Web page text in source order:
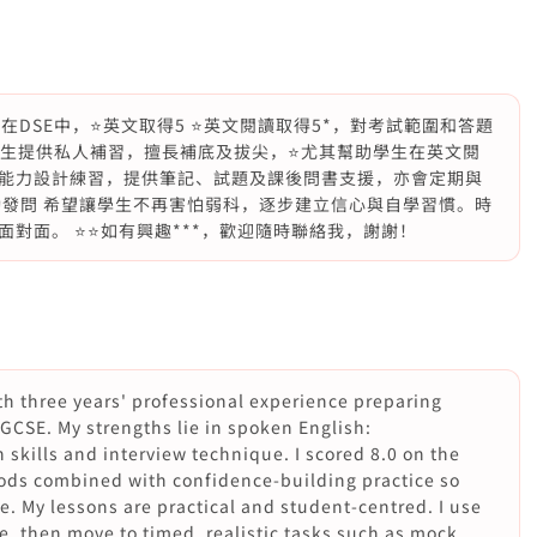
DSE中，⭐️英文取得5 ⭐️英文閱讀取得5*，對考試範圍和答題
提供私人補習，擅長補底及拔尖，⭐️尤其幫助學生在英文閱
力設計練習，提供筆記、試題及課後問書支援，亦會定期與
問 希望讓學生不再害怕弱科，逐步建立信心與自學習慣。時
面。 ⭐️⭐️如有興趣***，歡迎隨時聯絡我，謝謝！
three years' professional experience preparing
My strengths lie in spoken English:
and interview technique. I scored 8.0 on the
combined with confidence-building practice so
My lessons are practical and student-centred. I use
then move to timed, realistic tasks such as mock